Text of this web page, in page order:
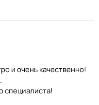
и очень качественно!
специалиста!